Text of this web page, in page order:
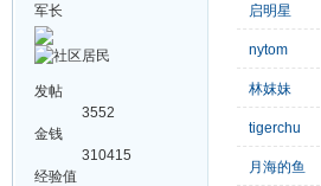
军长
发帖
3552
金钱
310415
经验值
启明星
nytom
林妺妹
tigerchu
月海的鱼